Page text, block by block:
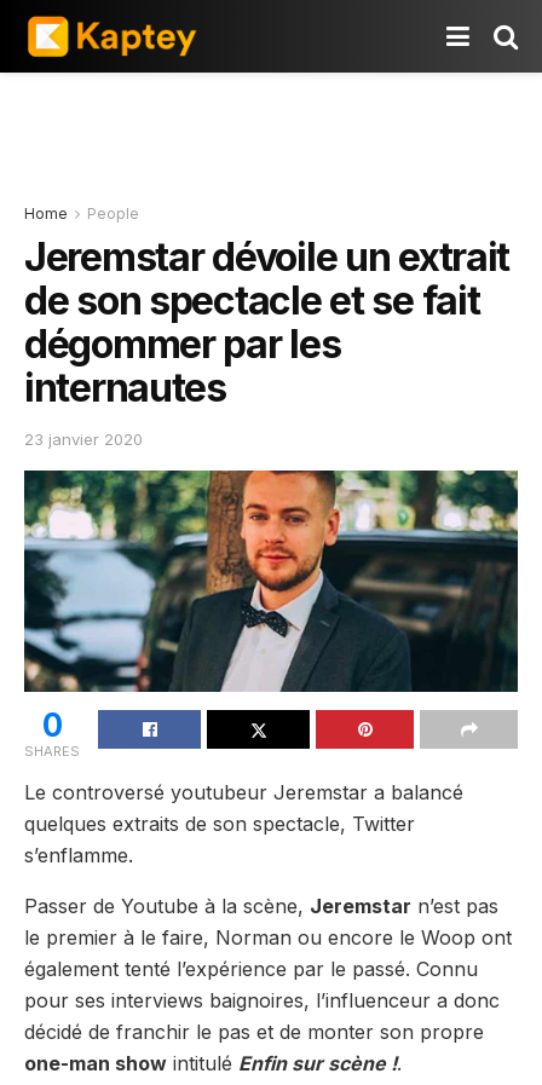
Home People
Jeremstar dévoile un extrait
de son spectacle et se fait
dégommer par les
internautes
23 janvier 2020
0
SHARES
Le controversé youtubeur Jeremstar a balancé
quelques extraits de son spectacle, Twitter
s’enflamme.
Passer de Youtube à la scène, Jeremstar n’est pas
le premier à le faire, Norman ou encore le Woop ont
également tenté l’expérience par le passé. Connu
pour ses interviews baignoires, l’influenceur a donc
décidé de franchir le pas et de monter son propre
one-man show intitulé Enfin sur scène !.